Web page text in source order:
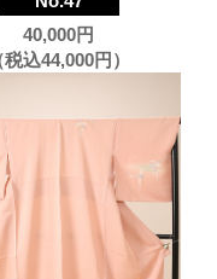
40,000円
税込44,000円）